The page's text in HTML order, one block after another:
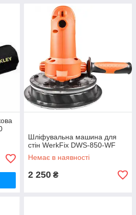
Шліфувальна машина для
стін WerkFix DWS-850-WF
Немає в наявності
2 250 ₴